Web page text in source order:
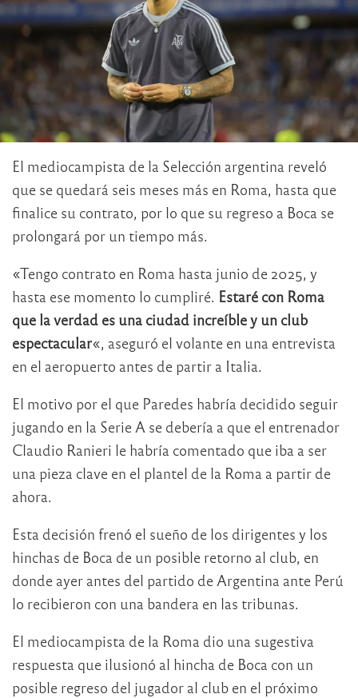
El mediocampista de la Selección argentina reveló
que se quedará seis meses más en Roma, hasta que
finalice su contrato, por lo que su regreso a Boca se
prolongará por un tiempo más.
«Tengo contrato en Roma hasta junio de 2025, y
hasta ese momento lo cumpliré. Estaré con Roma
que la verdad es una ciudad increíble y un club
espectacular«, aseguró el volante en una entrevista
en el aeropuerto antes de partir a Italia.
El motivo por el que Paredes habría decidido seguir
jugando en la Serie A se debería a que el entrenador
Claudio Ranieri le habría comentado que iba a ser
una pieza clave en el plantel de la Roma a partir de
ahora.
Esta decisión frenó el sueño de los dirigentes y los
hinchas de Boca de un posible retorno al club, en
donde ayer antes del partido de Argentina ante Perú
lo recibieron con una bandera en las tribunas.
El mediocampista de la Roma dio una sugestiva
respuesta que ilusionó al hincha de Boca con un
posible regreso del jugador al club en el próximo